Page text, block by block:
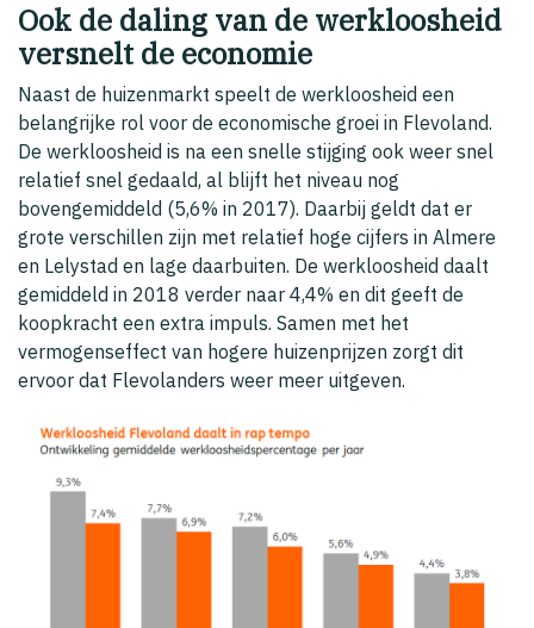
Ook de daling van de werkloosheid
versnelt de economie
Naast de huizenmarkt speelt de werkloosheid een
belangrijke rol voor de economische groei in Flevoland.
De werkloosheid is na een snelle stijging ook weer snel
relatief snel gedaald, al blijft het niveau nog
bovengemiddeld (5,6% in 2017). Daarbij geldt dat er
grote verschillen zijn met relatief hoge cijfers in Almere
en Lelystad en lage daarbuiten. De werkloosheid daalt
gemiddeld in 2018 verder naar 4,4% en dit geeft de
koopkracht een extra impuls. Samen met het
vermogenseffect van hogere huizenprijzen zorgt dit
ervoor dat Flevolanders weer meer uitgeven.